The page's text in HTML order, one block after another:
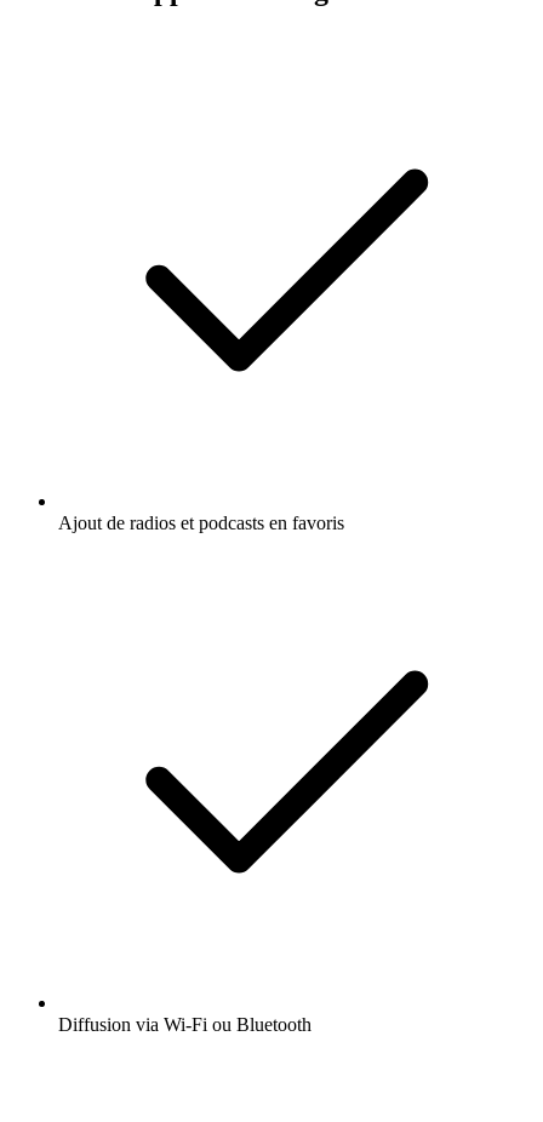
Ajout de radios et podcasts en favoris
Diffusion via Wi-Fi ou Bluetooth